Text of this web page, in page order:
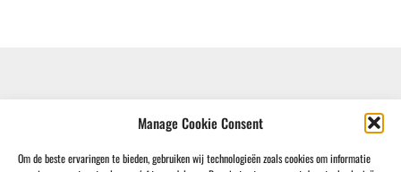
Manage Cookie Consent
Om de beste ervaringen te bieden, gebruiken wij technologieën zoals cookies om informatie